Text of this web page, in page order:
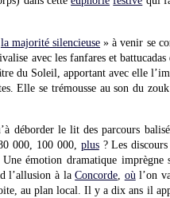
la majorité silencieuse » à venir se
avec les fanfares et
du Soleil, apportant avec elle
Elle se trémousse au son du zouk
déborder le lit des parcours
000, 100 000, plus? Les discours
émotion dramatique
l’allusion à laConcorde, oùl’on
au plan local. Il y a dix ans il